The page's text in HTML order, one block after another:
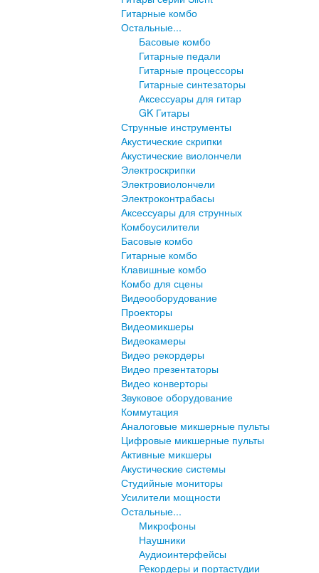
Гитарные комбо
Остальные...
Басовые комбо
Гитарные педали
Гитарные процессоры
Гитарные синтезаторы
Аксессуары для гитар
GK Гитары
Струнные инструменты
Акустические скрипки
Акустические виолончели
Электроскрипки
Электровиолончели
Электроконтрабасы
Аксессуары для струнных
Комбоусилители
Басовые комбо
Гитарные комбо
Клавишные комбо
Комбо для сцены
Видеооборудование
Проекторы
Видеомикшеры
Видеокамеры
Видео рекордеры
Видео презентаторы
Видео конверторы
Звуковое оборудование
Коммутация
Аналоговые микшерные пульты
Цифровые микшерные пульты
Активные микшеры
Акустические системы
Студийные мониторы
Усилители мощности
Остальные...
Микрофоны
Наушники
Аудиоинтерфейсы
Рекордеры и портастудии